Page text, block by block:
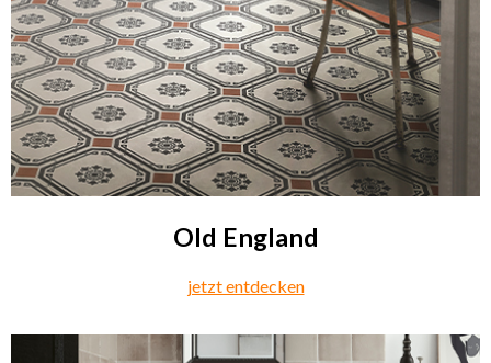
Old England
jetzt entdecken